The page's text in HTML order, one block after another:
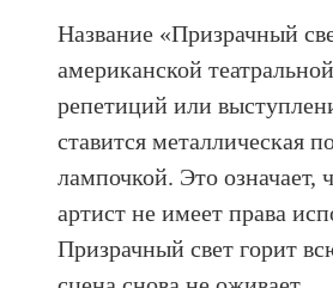
Название «Призрачный
американской
репетиций или
ставится металлическая
лампочкой. Это означает,
артист не имеет права
Призрачный свет горит